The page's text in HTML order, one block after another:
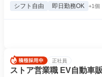
シフト自由 即日勤務OK +1個
正社員
ストア営業職 EV自動車